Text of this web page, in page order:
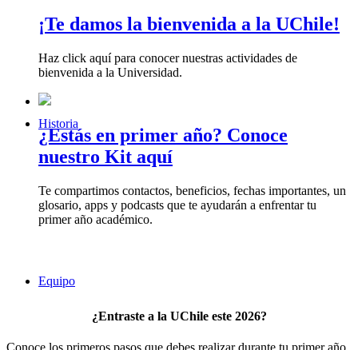
Historia
Equipo
¡Te damos la bienvenida a la UChile!
Haz click aquí para conocer nuestras actividades de
bienvenida a la Universidad.
¿Estás en primer año? Conoce
nuestro Kit aquí
Te compartimos contactos, beneficios, fechas importantes, un
glosario, apps y podcasts que te ayudarán a enfrentar tu
primer año académico.
¿Entraste a la UChile este 2026?